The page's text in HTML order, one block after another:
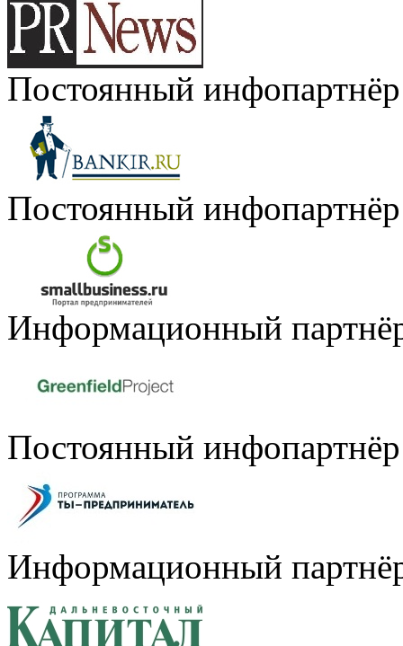
Постоянный инфопартнёр
Постоянный инфопартнёр
Информационный
Постоянный инфопартнёр
Информационный